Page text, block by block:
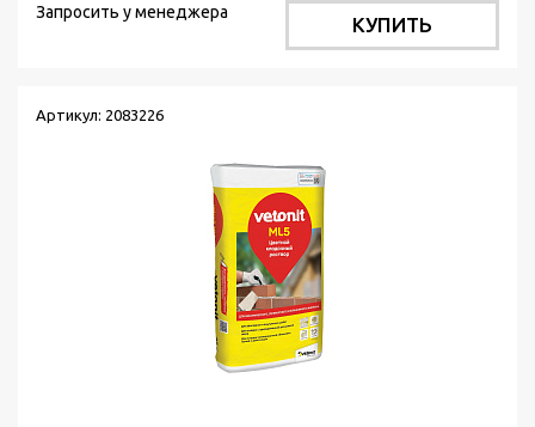
Запросить у менеджера
КУПИТЬ
Артикул: 2083226